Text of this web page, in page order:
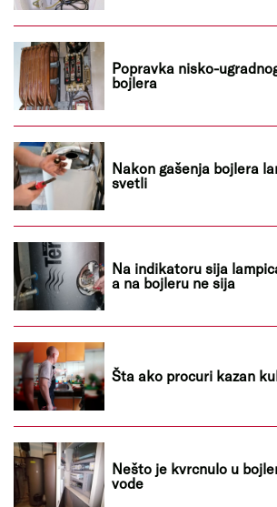
Popravka nisko-
bojlera
Nakon gašenja bojlera
svetli
Na indikatoru sija
a na bojleru ne sija
Šta ako procuri kazan
Nešto je kvrcnulo u
vode